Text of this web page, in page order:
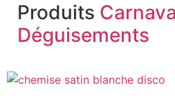
Produits
Déguisements